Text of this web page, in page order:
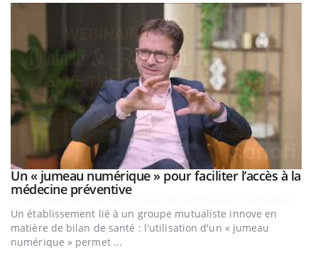
Youtube
Un « jumeau numérique » pour faciliter l’accès à la
médecine préventiveYoutube
Un établissement lié à un groupe mutualiste innove en
matière de bilan de santé : l'utilisation d'un « jumeau
numérique » permet ...